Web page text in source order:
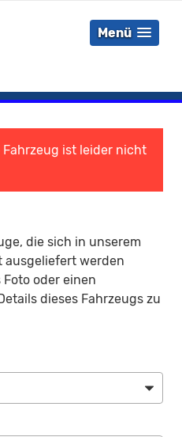
Menü
Fahrzeug ist leider nicht
die sich in unserem
ausgeliefert werden
Foto oder einen
dieses Fahrzeugs zu